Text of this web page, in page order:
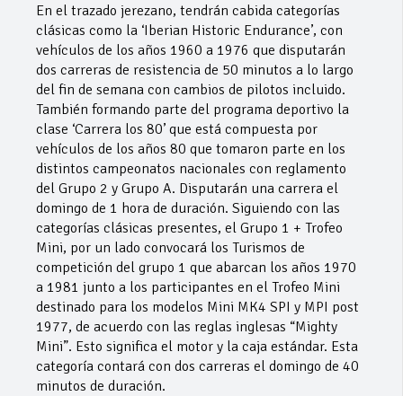
En el trazado jerezano, tendrán cabida categorías
clásicas como la ‘Iberian Historic Endurance’, con
vehículos de los años 1960 a 1976 que disputarán
dos carreras de resistencia de 50 minutos a lo largo
del fin de semana con cambios de pilotos incluido.
También formando parte del programa deportivo la
clase ‘Carrera los 80’ que está compuesta por
vehículos de los años 80 que tomaron parte en los
distintos campeonatos nacionales con reglamento
del Grupo 2 y Grupo A. Disputarán una carrera el
domingo de 1 hora de duración. Siguiendo con las
categorías clásicas presentes, el Grupo 1 + Trofeo
Mini, por un lado convocará los Turismos de
competición del grupo 1 que abarcan los años 1970
a 1981 junto a los participantes en el Trofeo Mini
destinado para los modelos Mini MK4 SPI y MPI post
1977, de acuerdo con las reglas inglesas “Mighty
Mini”. Esto significa el motor y la caja estándar. Esta
categoría contará con dos carreras el domingo de 40
minutos de duración.